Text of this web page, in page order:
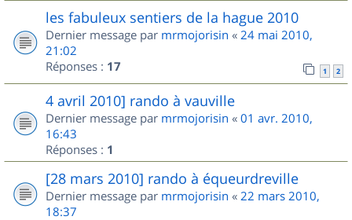
les fabuleux sentiers de la hague 2010
Dernier message par mrmojorisin « 24 mai 2010,
21:02
Réponses : 17 1 2
4 avril 2010] rando à vauville
Dernier message par mrmojorisin « 01 avr. 2010,
16:43
Réponses : 1
[28 mars 2010] rando à équeurdreville
Dernier message par mrmojorisin « 22 mars 2010,
18:37